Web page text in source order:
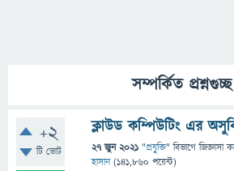
সম্পর্কিত প্রশ্নগুচ্ছ
+2
টি ভোট
ক্লাউড কম্পিউটিং এর
27 জুন 2021 "প্রযুক্তি" বিভাগে জিজ্ঞাসা
হাসান (141,860 পয়েন্ট)